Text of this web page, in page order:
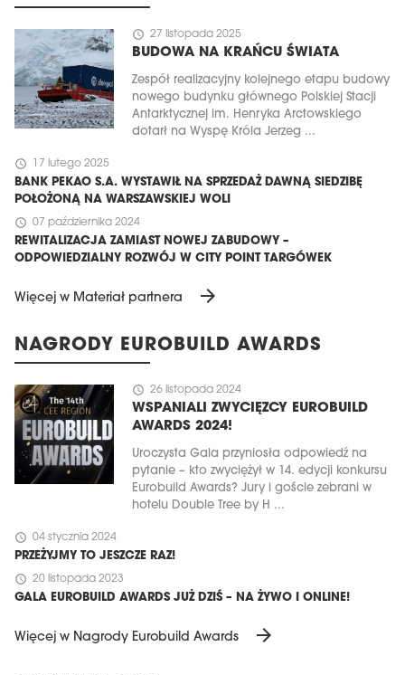
schedule 27 listopada 2025
BUDOWA NA KRAŃCU ŚWIATA
Zespół realizacyjny kolejnego etapu budowy
nowego budynku głównego Polskiej Stacji
Antarktycznej im. Henryka Arctowskiego
dotarł na Wyspę Króla Jerzeg ...
schedule 17 lutego 2025
BANK PEKAO S.A. WYSTAWIŁ NA SPRZEDAŻ DAWNĄ SIEDZIBĘ
POŁOŻONĄ NA WARSZAWSKIEJ WOLI
schedule 07 października 2024
REWITALIZACJA ZAMIAST NOWEJ ZABUDOWY –
ODPOWIEDZIALNY ROZWÓJ W CITY POINT TARGÓWEK
Więcej w Materiał partnera arrow_forward
NAGRODY EUROBUILD AWARDS
schedule 26 listopada 2024
WSPANIALI ZWYCIĘZCY EUROBUILD
AWARDS 2024!
Uroczysta Gala przyniosła odpowiedź na
pytanie – kto zwyciężył w 14. edycji konkursu
Eurobuild Awards? Jury i goście zebrani w
hotelu Double Tree by H ...
schedule 04 stycznia 2024
PRZEŻYJMY TO JESZCZE RAZ!
schedule 20 listopada 2023
GALA EUROBUILD AWARDS JUŻ DZIŚ – NA ŻYWO I ONLINE!
Więcej w Nagrody Eurobuild Awards arrow_forward